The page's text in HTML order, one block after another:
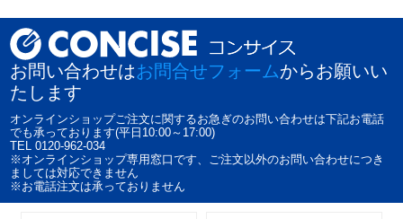
お問い合わせはお問合せフォームからお願いい
たします
オンラインショップご注文に関するお急ぎのお問い合わせは下記お電話
でも承っております(平日10:00～17:00)
TEL 0120-962-034
※オンラインショップ専用窓口です、ご注文以外のお問い合わせにつき
ましては対応できません
※お電話注文は承っておりません